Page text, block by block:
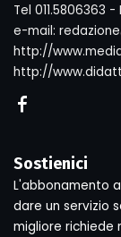
Tel 011.5806363 -
e-mail:
http://
http://
Sostienici
L'abbonamento
dare un servizio
migliore richiede